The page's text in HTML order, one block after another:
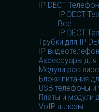
IP DECT
IP DECT
Все
IP DECT
Трубки для IP
IP
Аксессуары для
Модули
Блоки питания
USB телефоны и
Платы и модули
VoIP шлюзы